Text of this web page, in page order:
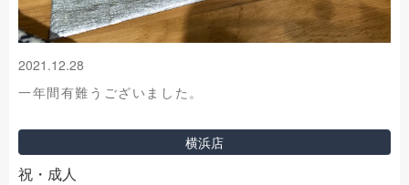
2021.12.28
一年間有難うございました。
横浜店
祝・成人